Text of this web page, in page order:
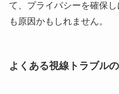
て、プライバシーを確保
も原因かもしれません。
よくある視線トラブル